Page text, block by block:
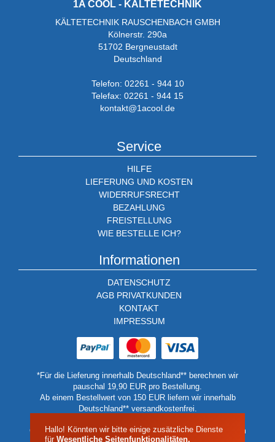
1A COOL - KÄLTETECHNIK
KÄLTETECHNIK RAUSCHENBACH GMBH
Kölnerstr. 290a
51702 Bergneustadt
Deutschland
Telefon: 02261 - 944 10
Telefax: 02261 - 944 15
kontakt@1acool.de
Service
HILFE
LIEFERUNG UND KOSTEN
WIDERRUFSRECHT
BEZAHLUNG
FREISTELLUNG
WIE BESTELLE ICH?
Informationen
DATENSCHUTZ
AGB PRIVATKUNDEN
KONTAKT
IMPRESSUM
*Für die Lieferung innerhalb Deutschland** berechnen wir
pauschal 19,90 EUR pro Bestellung.
Ab einem Bestellwert von 150 EUR liefern wir innerhalb
Deutschland** versandkostenfrei.
Geben Sie in diesen Fällen bitte eine Lieferadressen auf dem
Hallo! Könnten wir bitte einige zusätzliche Dienste
für Wesentliche Seitenfunktionalitäten,